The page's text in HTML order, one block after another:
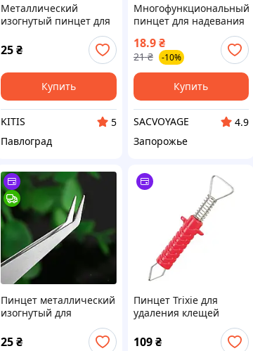
Металлический
изогнутый пинцет для
цвета 11.3 см
25₴
Купить
KITIS
5
Павлоград
Многофункциональный
пинцет для надевания
металлический
серебряный
18.9 ₴
21 ₴ -10%
Купить
SACVOYAGE
4.9
Запорожье
Пинцет металлический
изогнутый для
рукоделия, размер 10.5
см
25₴
Пинцет Trixie для
удаления клещей
металлический 8 см
109 ₴